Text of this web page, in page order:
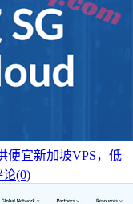
便宜新加坡VPS，低
论(0)